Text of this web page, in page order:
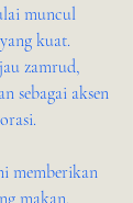
muncul
kuat.
zamrud,
sebagai aksen
memberikan
makan.